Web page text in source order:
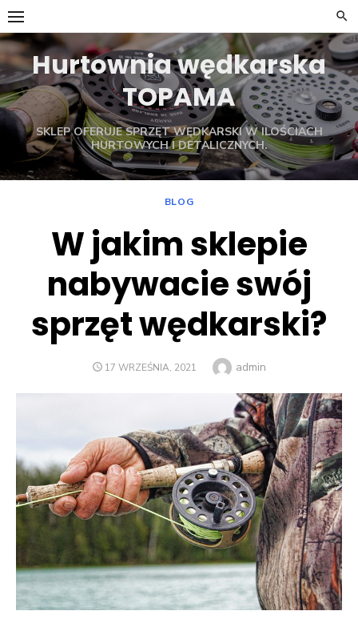
Skip
to
contentHurtownia wędkarska
TOPAMA
SKLEP OFERUJE SPRZĘT WĘDKARSKI W ILOŚCIACH
HURTOWYCH I DETALICZNYCH.
BLOG
W jakim sklepie
nabywacie swój
sprzęt wędkarski?
POSTED
17 WRZEŚNIA, 2021 Author
admin